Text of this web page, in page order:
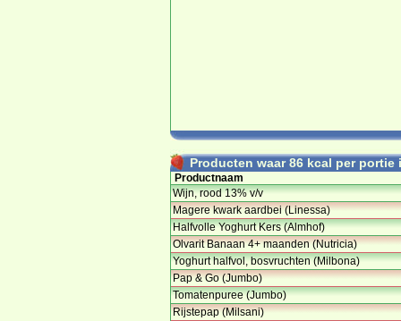
Producten waar 86 kcal per portie
Productnaam
Wijn, rood 13% v/v
Magere kwark aardbei (Linessa)
Halfvolle Yoghurt Kers (Almhof)
Olvarit Banaan 4+ maanden (Nutricia)
Yoghurt halfvol, bosvruchten (Milbona)
Pap & Go (Jumbo)
Tomatenpuree (Jumbo)
Rijstepap (Milsani)